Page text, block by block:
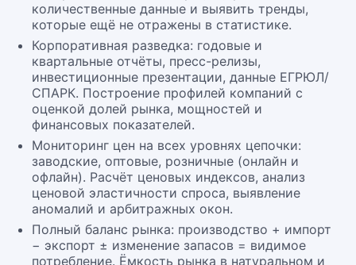
количественные данные и выявить тренды,
которые ещё не отражены в статистике.
Корпоративная разведка: годовые и
квартальные отчёты, пресс-релизы,
инвестиционные презентации, данные ЕГРЮЛ/
СПАРК. Построение профилей компаний с
оценкой долей рынка, мощностей и
финансовых показателей.
Мониторинг цен на всех уровнях цепочки:
заводские, оптовые, розничные (онлайн и
офлайн). Расчёт ценовых индексов, анализ
ценовой эластичности спроса, выявление
аномалий и арбитражных окон.
Полный баланс рынка: производство + импорт
− экспорт ± изменение запасов = видимое
потребление. Ёмкость рынка в натуральном и